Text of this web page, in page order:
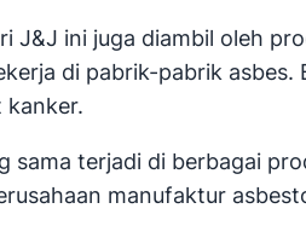
J&J ini juga diambil oleh
di pabrik-pabrik
kanker.
sama terjadi di berbagai
manufaktur